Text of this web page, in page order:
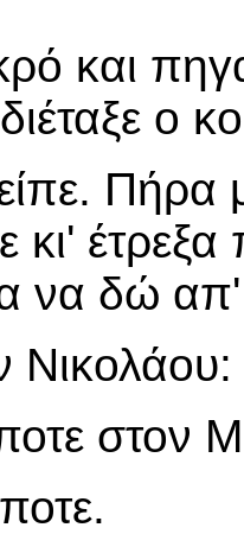
και
ο
Πήρα
να δώ απ'
Νικολάου:
στον